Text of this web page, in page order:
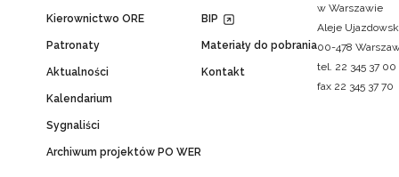
Kierownictwo ORE
Patronaty
Aktualności
Kalendarium
Sygnaliści
Archiwum projektów PO WER
BIP
Materiały do pobrania
Kontakt
w Warszawie
Aleje
00-478
tel. 22 345 37 00
fax 22 345 37 70